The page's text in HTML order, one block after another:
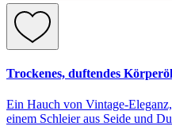
Trockenes, duftendes
Ein Hauch von Vintage-
einem Schleier aus Seide und